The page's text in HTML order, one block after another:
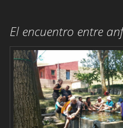
El encuentro entre